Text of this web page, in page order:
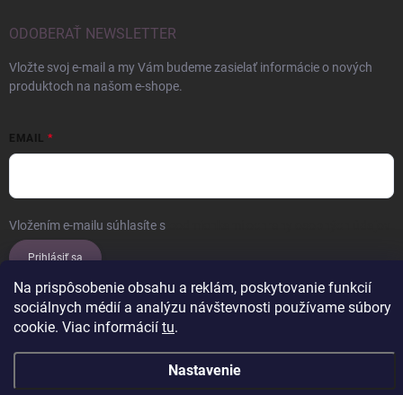
Na prispôsobenie obsahu a reklám, poskytovanie funkcií
sociálnych médií a analýzu návštevnosti používame súbory
cookie. Viac informácií tu.
Nastavenie
ODOBERAŤ NEWSLETTER
Vložte svoj e-mail a my Vám budeme zasielať informácie o nových
produktoch na našom e-shope.
EMAIL
Vložením e-mailu súhlasíte s
Prihlásiť sa
cookies